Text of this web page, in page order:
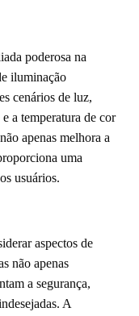
poderosa na
iluminação
cenários de luz,
a temperatura de cor
apenas melhora a
uma
usuários.
aspectos de
não apenas
a segurança,
A